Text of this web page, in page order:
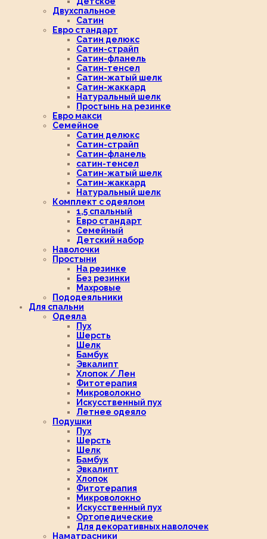
Двухспальное
Сатин
Евро стандарт
Сатин делюкс
Сатин-страйп
Сатин-фланель
Сатин-тенсел
Сатин-жатый шелк
Сатин-жаккард
Натуральный шелк
Простынь на резинке
Евро макси
Семейное
Сатин делюкс
Сатин-страйп
Сатин-фланель
сатин-тенсел
Сатин-жатый шелк
Сатин-жаккард
Натуральный шелк
Комплект с одеялом
1,5 спальный
Евро стандарт
Семейный
Детский набор
Наволочки
Простыни
На резинке
Без резинки
Махровые
Пододеяльники
Для спальни
Одеяла
Пух
Шерсть
Шелк
Бамбук
Эвкалипт
Хлопок / Лен
Фитотерапия
Микроволокно
Искусственный пух
Летнее одеяло
Подушки
Пух
Шерсть
Шелк
Бамбук
Эвкалипт
Хлопок
Фитотерапия
Микроволокно
Искусственный пух
Ортопедические
Для декоративных наволочек
Наматрасники